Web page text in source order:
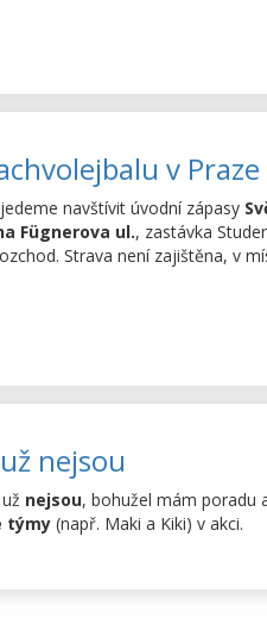
v
navštívit úvodní zápasy
Fügnerova ul., zastávka
Strava není zajištěna, v
nejsou
nejsou, bohužel mám poradu
týmy(např. Maki a Kiki) v akci.